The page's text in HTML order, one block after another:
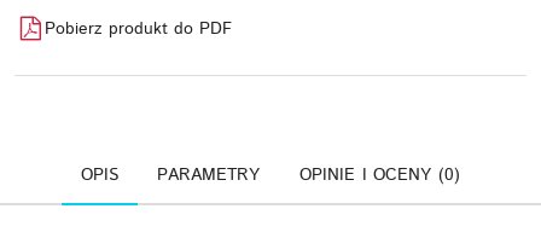
Pobierz produkt do PDF
OPIS PARAMETRY OPINIE I OCENY (0)